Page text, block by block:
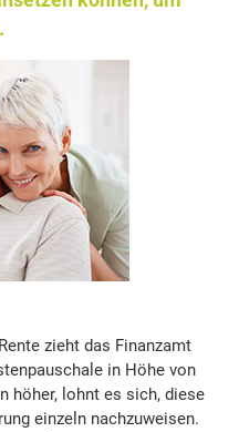
zieht das Finanzamt
in Höhe von
höher, lohnt es sich, diese
einzeln nachzuweisen.